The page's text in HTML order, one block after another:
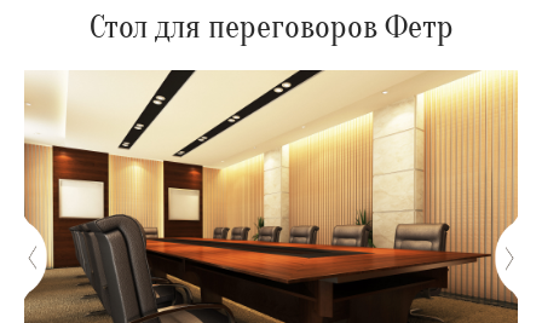
Стол для переговоров Фетр